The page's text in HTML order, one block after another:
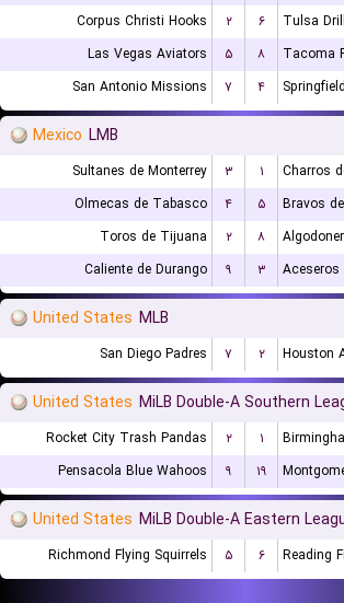
Corpus Christi Hooks
۲ ۶
Tulsa
Las Vegas Aviators
۵ ۸
Tacoma
San Antonio Missions
۷ ۴
Mexico LMB
Sultanes de Monterrey ۳ ۱
Charros
Olmecas de Tabasco
۴ ۵
Bravos
Toros de Tijuana
۲ ۸
Caliente de Durango
۹ ۳
United States MLB
San Diego Padres ۷ ۲ Houston
United States MiLB Double-A Southern
Rocket City Trash Pandas ۲ ۱
Pensacola Blue Wahoos
۹ ۱۹
United States MiLB Double-A Eastern
Richmond Flying Squirrels ۵ ۶ Reading